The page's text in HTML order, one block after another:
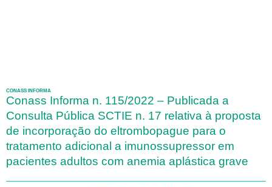
CONASS INFORMA
Conass Informa n. 115/2022 – Publicada a
Consulta Pública SCTIE n. 17 relativa à proposta
de incorporação do eltrombopague para o
tratamento adicional a imunossupressor em
pacientes adultos com anemia aplástica grave